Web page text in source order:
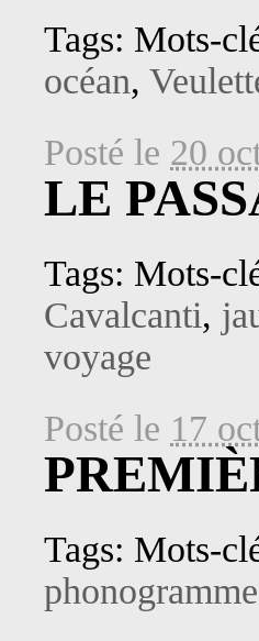
Tags: Mots-
océan,
Posté le 20
LE
Tags: Mots-
Cavalcanti,
voyage
Posté le 17
Tags: Mots-
phonogramme